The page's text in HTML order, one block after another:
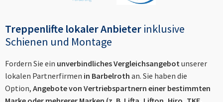
Treppenlifte lokaler Anbieter inklusive
Schienen und Montage
Fordern Sie ein unverbindliches Vergleichsangebotunserer
lokalen Partnerfirmen in Barbelroth an. Sie haben die
Option, Angebote von Vertriebspartnern einer bestimmten